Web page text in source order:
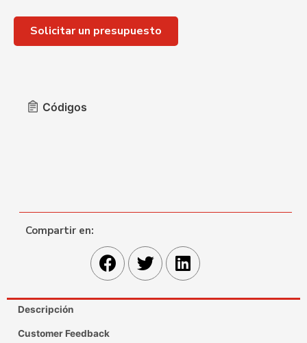
Solicitar un presupuesto
Códigos
Compartir en:
Descripción
Customer Feedback